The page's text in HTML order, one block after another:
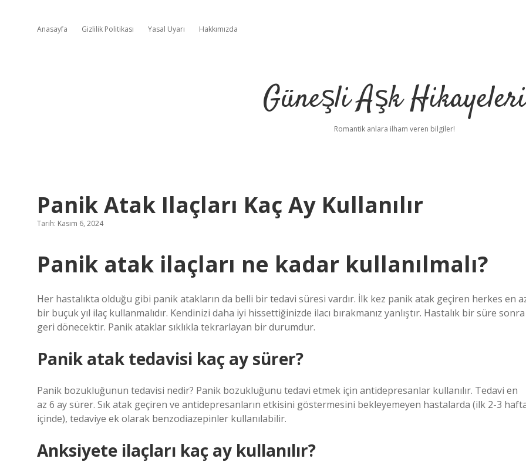
Anasayfa Gizlilik Politikası Yasal Uyarı Hakkımızda
Güneşli Aşk Hikayeleri
Romantik anlara ilham veren bilgiler!
Panik Atak Ilaçları Kaç Ay Kullanılır
Tarih: Kasım 6, 2024
Panik atak ilaçları ne kadar kullanılmalı?
Her hastalıkta olduğu gibi panik atakların da belli bir tedavi süresi vardır. İlk kez panik atak geçiren herkes en
bir buçuk yıl ilaç kullanmalıdır. Kendinizi daha iyi hissettiğinizde ilacı bırakmanız yanlıştır. Hastalık bir süre sonra
geri dönecektir. Panik ataklar sıklıkla tekrarlayan bir durumdur.
Panik atak tedavisi kaç ay sürer?
Panik bozukluğunun tedavisi nedir? Panik bozukluğunu tedavi etmek için antidepresanlar kullanılır. Tedavi en
az 6 ay sürer. Sık atak geçiren ve antidepresanların etkisini göstermesini bekleyemeyen hastalarda (ilk 2-3
içinde), tedaviye ek olarak benzodiazepinler kullanılabilir.
Anksiyete ilaçları kaç ay kullanılır?